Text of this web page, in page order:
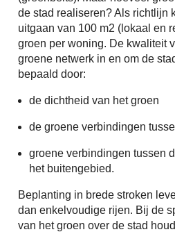
de stad realiseren? Als richtlijn
uitgaan van 100 m2 (lokaal en
groen per woning. De kwaliteit
groene netwerk in en om de
bepaald door:
de dichtheid van het groen
de groene verbindingen
groene verbindingen tussen
het buitengebied.
Beplanting in brede stroken
dan enkelvoudige rijen. Bij de
van het groen over de stad